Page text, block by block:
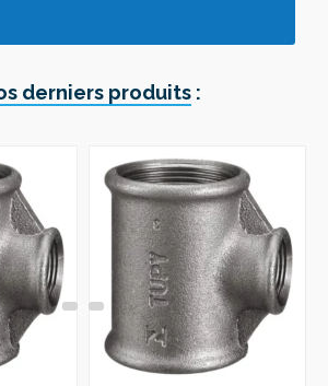
derniers produits :